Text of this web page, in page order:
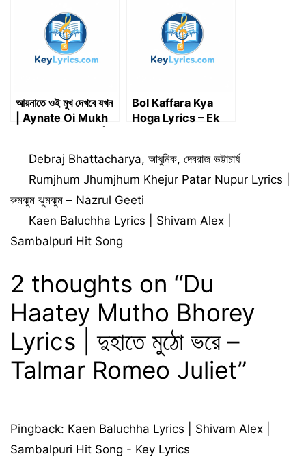
Mere Yeh Geet
Yaad Rakhna | Key
Lyrics
আয়নাতে ওই মুখ দেখবে যখন
| Aynate Oi Mukh
Bol Kaffara Kya
Hoga Lyrics – Ek
| Harshvardhan,
Sonam
Categories
Debraj Bhattacharya,আধুনিক,দেবরাজ ভট্টাচার্য
Rumjhum Jhumjhum Khejur Patar Nupur Lyrics |
রুমঝুম ঝুমঝুম – Nazrul Geeti
Kaen Baluchha Lyrics | Shivam Alex |
Sambalpuri Hit Song
2 thoughts on “Du
Haatey Mutho Bhorey
Lyrics | দুহাতে মুঠো ভরে –
Talmar Romeo Juliet”
Pingback: Kaen Baluchha Lyrics | Shivam Alex |
Sambalpuri Hit Song - Key Lyrics